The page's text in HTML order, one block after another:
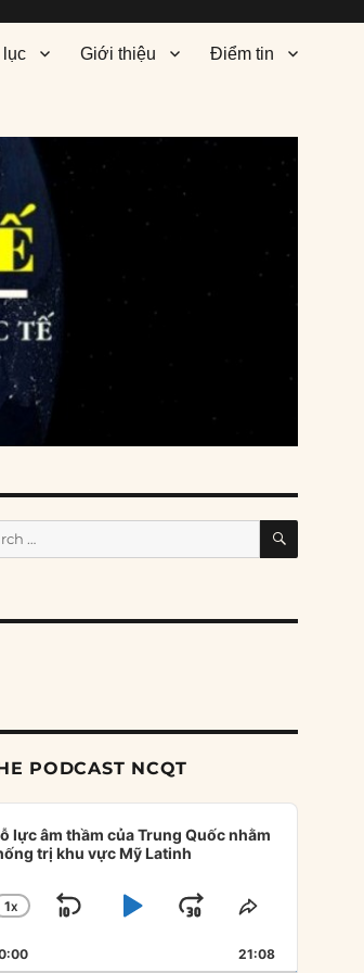
lục Giới thiệu Điểm tin
SEARCH
PODCAST NCQT
lực âm thầm của Trung Quốc nhằm
trị khu vực Mỹ Latinh
CHANGE
RATE
1X
SKIP
BACKWARD
PLAYJUMP
FORWARD
SHARE
EPISODE
21:08